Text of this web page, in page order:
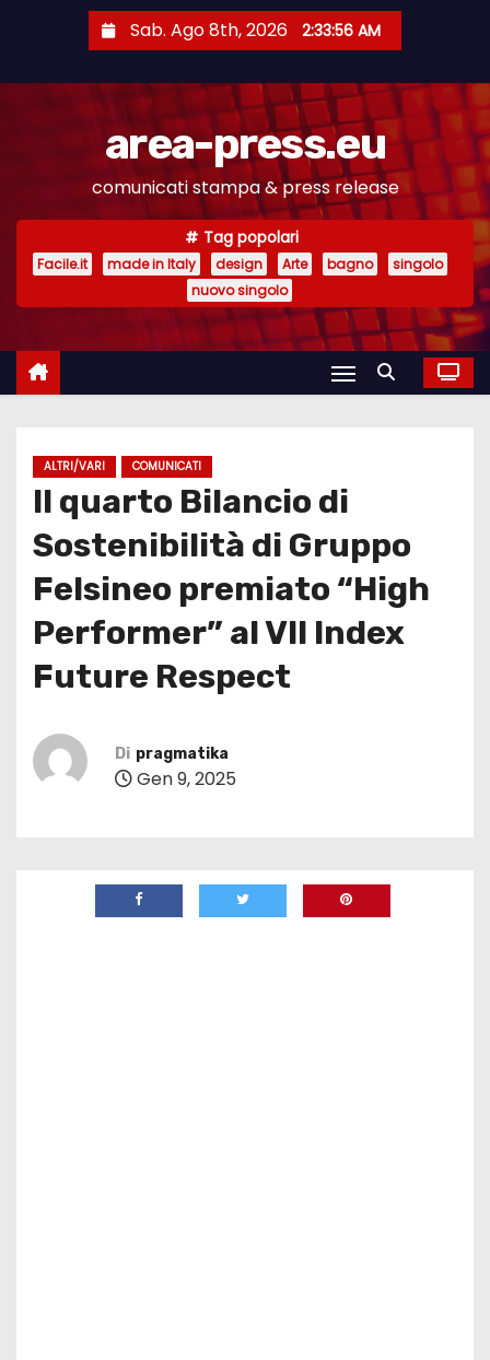
e
Sab. Ago 8th, 2026 2:33:57 AM
area-press.eu
comunicati stampa & press release
Tag popolari
Facile.it made in Italy design Arte bagno
singolo
nuovo singolo
ALTRI/VARI COMUNICATI
Il quarto Bilancio di
Sostenibilità di Gruppo
Felsineo premiato “High
Performer” al VII Index
Future Respect
Di pragmatika
Gen 9, 2025